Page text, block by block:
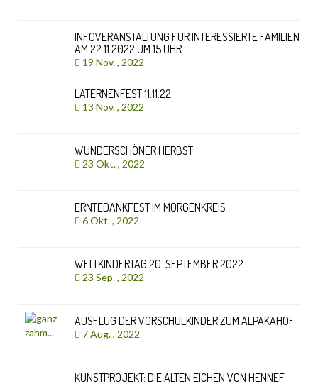
INFOVERANSTALTUNG FÜR INTERESSIERTE FAMILIEN
AM 22.11.2022 UM 15 UHR
19 Nov. , 2022
LATERNENFEST 11.11.22
13 Nov. , 2022
WUNDERSCHÖNER HERBST
23 Okt. , 2022
ERNTEDANKFEST IM MORGENKREIS
6 Okt. , 2022
WELTKINDERTAG 20. SEPTEMBER 2022
23 Sep. , 2022
AUSFLUG DER VORSCHULKINDER ZUM ALPAKAHOF
7 Aug. , 2022
KUNSTPROJEKT: DIE ALTEN EICHEN VON HENNEF